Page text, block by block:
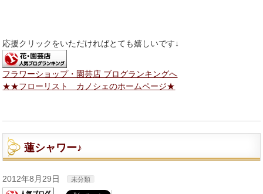
応援クリックをいただければとても嬉しいです↓
フラワーショップ・園芸店 ブログランキングへ
★★フローリスト カノシェのホームページ★
蓮シャワー♪
2012年8月29日 未分類